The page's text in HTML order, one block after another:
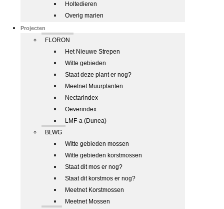
Holtedieren
Overig marien
Projecten
FLORON
Het Nieuwe Strepen
Witte gebieden
Staat deze plant er nog?
Meetnet Muurplanten
Nectarindex
Oeverindex
LMF-a (Dunea)
BLWG
Witte gebieden mossen
Witte gebieden korstmossen
Staat dit mos er nog?
Staat dit korstmos er nog?
Meetnet Korstmossen
Meetnet Mossen